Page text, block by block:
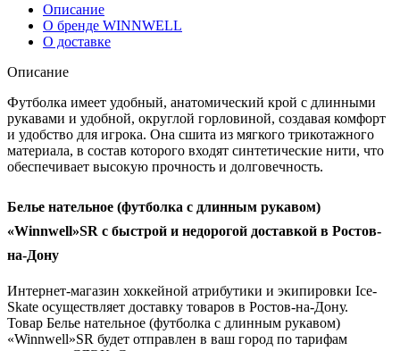
Описание
О бренде WINNWELL
О доставке
Описание
Футболка имеет удобный, анатомический крой с длинными
рукавами и удобной, округлой горловиной, создавая комфорт
и удобство для игрока. Она сшита из мягкого трикотажного
материала, в состав которого входят синтетические нити, что
обеспечивает высокую прочность и долговечность.
Белье нательное (футболка с длинным рукавом)
«Winnwell»SR с быстрой и недорогой доставкой в Ростов-
на-Дону
Интернет-магазин хоккейной атрибутики и экипировки Ice-
Skate осуществляет доставку товаров в Ростов-на-Дону.
Товар Белье нательное (футболка с длинным рукавом)
«Winnwell»SR будет отправлен в ваш город по тарифам